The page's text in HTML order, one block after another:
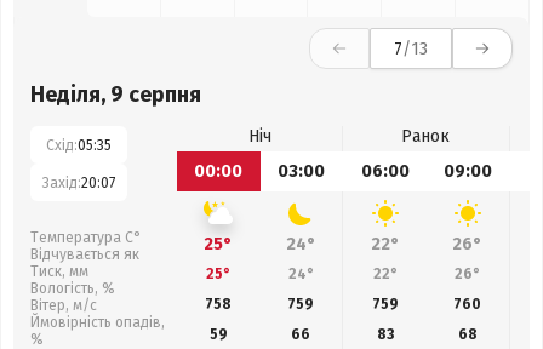
7/13
Неділя, 9 серпня
Схід:05:35
Захід:20:07
Температура С°
Відчувається як
Тиск, мм
Вологість, %
Вітер, м/с
Ймовірність опадів,
%
Ніч
Ранок
00:00
03:00 06:00 09:00
25° 24° 22° 26°
25° 24° 22° 26°
758
759 759 760
59
66 83 68